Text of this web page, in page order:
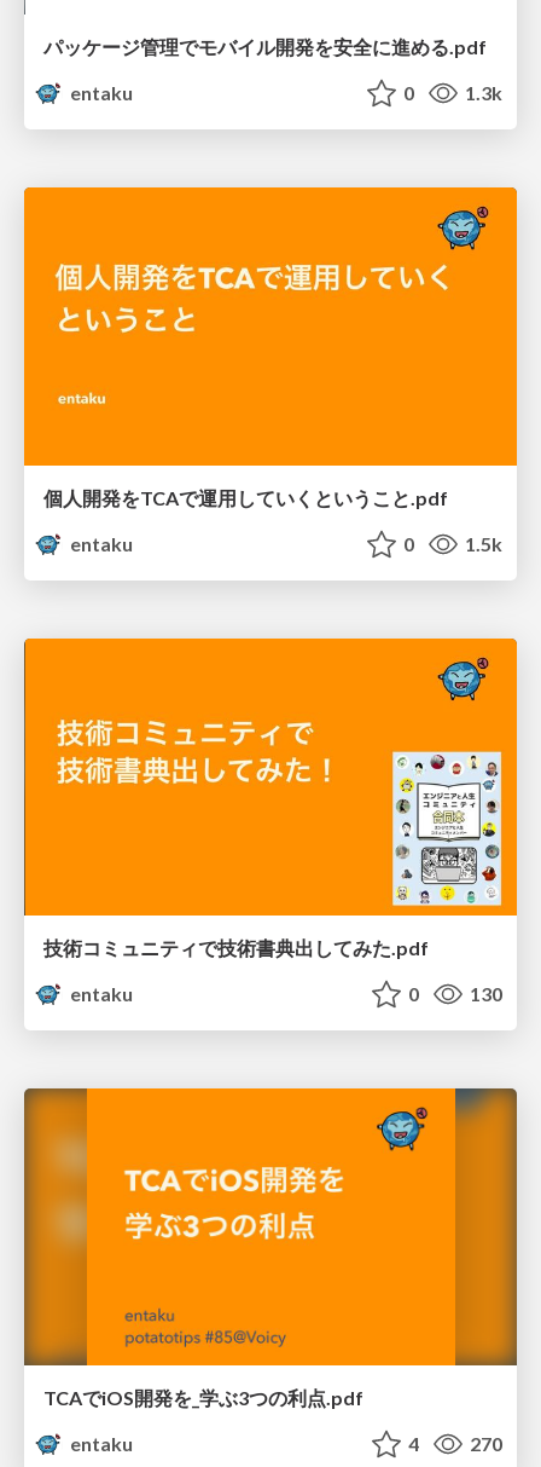
パッケージ管理でモバイル開発を安全に進める.pdf
entaku
0 1.3k
個人開発をTCAで運用していくということ.pdf
entaku
0 1.5k
技術コミュニティで技術書典出してみた.pdf
entaku
0 130
TCAでiOS開発を_学ぶ3つの利点.pdf
entaku
4 270